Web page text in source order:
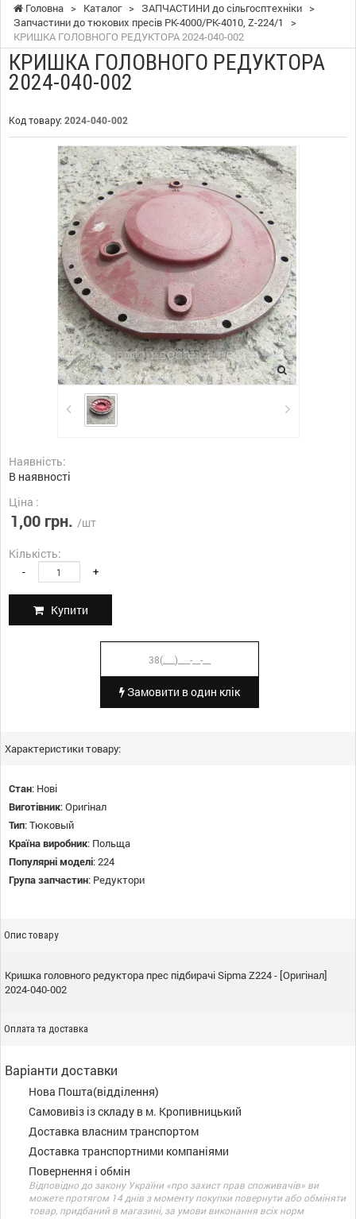
Головна > Каталог > ЗАПЧАСТИНИ до сільгосптехніки >
Запчастини до тюкових пресів PK-4000/PK-4010, Z-224/1
>
КРИШКА ГОЛОВНОГО РЕДУКТОРА 2024-040-002
КРИШКА ГОЛОВНОГО РЕДУКТОРА
2024-040-002
Код товару: 2024-040-002
Наявність:
В наявності
Ціна :
1,00 грн. /шт
Кількість:
- +
Купити
Замовити в один клік
Характеристики товару:
Стан: Нові
Виготівник:Оригінал
Тип:Тюковый
Країна виробник: Польща
Популярні моделі:224
Група запчастин: Редуктори
Опис товару
Кришка головного редуктора прес підбирачі Sipma Z224 - [Оригінал]
2024-040-002
Оплата та доставка
Варіанти доставки
Нова Пошта(відділення)
Самовивіз із складу в м. Кропивницький
Доставка власним транспортом
Доставка транспортними компаніями
Повернення і обмін
Відповідно до закону України «про захист прав споживачів» ви
можете протягом 14 днів з моменту покупки повернути або обміняти
товар, придбаний в магазині, за умови виконання всіх норм